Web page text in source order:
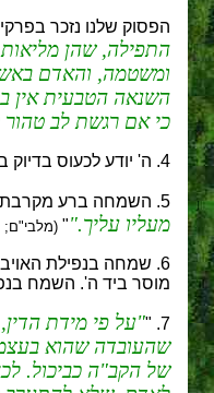
הפסוק שלנו נזכר
התפילה, שהן
ומשטמה, והאדם
השנאה הטבעית אין
כי אם רגשת לב טהור
4. ה' יודע לכעוס בדיוק במידה הנכונה, אבל לבני אדם יש נטיה לחרוג מן המידה, ולכן במידת הכעס אסור לנו לחקות את ה'.
5. השמחה ברע מקרבת אותנו לרע ומשחיתה את נפשנו: "
מעליו עליך. " (מלבי"ם;
6. שמחה בנפילת
מוסר ביד ה'. השמח
7. "
על פי מידת
שהעובדה שהוא
של הקב"ה כביכול.